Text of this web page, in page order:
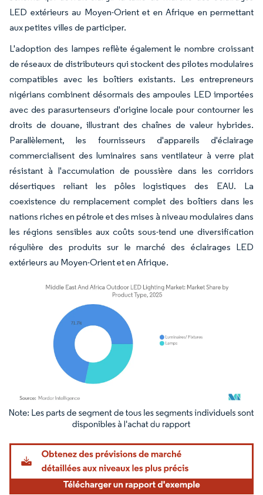
LED extérieurs au Moyen-Orient et en Afrique en permettant
aux petites villes de participer.
L'adoption des lampes reflète également le nombre croissant
de réseaux de distributeurs qui stockent des pilotes modulaires
compatibles avec les boîtiers existants. Les entrepreneurs
nigérians combinent désormais des ampoules LED importées
avec des parasurtenseurs d'origine locale pour contourner les
droits de douane, illustrant des chaînes de valeur hybrides.
Parallèlement, les fournisseurs d'appareils d'éclairage
commercialisent des luminaires sans ventilateur à verre plat
résistant à l'accumulation de poussière dans les corridors
désertiques reliant les pôles logistiques des EAU. La
coexistence du remplacement complet des boîtiers dans les
nations riches en pétrole et des mises à niveau modulaires dans
les régions sensibles aux coûts sous-tend une diversification
régulière des produits sur le marché des éclairages LED
extérieurs au Moyen-Orient et en Afrique.
Image © Mordor Intelligence. La réutilisation nécessite une attribution sous CC BY